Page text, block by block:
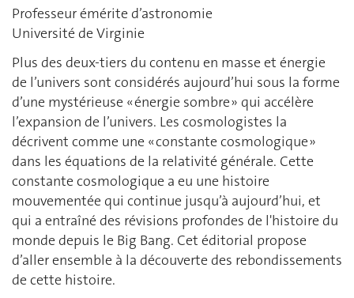
Professeur émérite d’astronomie
Université de Virginie
Plus des deux-tiers du contenu en masse et énergie
de l’univers sont considérés aujourd’hui sous la forme
d’une mystérieuse « énergie sombre » qui accélère
l’expansion de l’univers. Les cosmologistes la
décrivent comme une « constante cosmologique »
dans les équations de la relativité générale. Cette
constante cosmologique a eu une histoire
mouvementée qui continue jusqu’à aujourd’hui, et
qui a entraîné des révisions profondes de l'histoire du
monde depuis le Big Bang. Cet éditorial propose
d’aller ensemble à la découverte des rebondissements
de cette histoire.